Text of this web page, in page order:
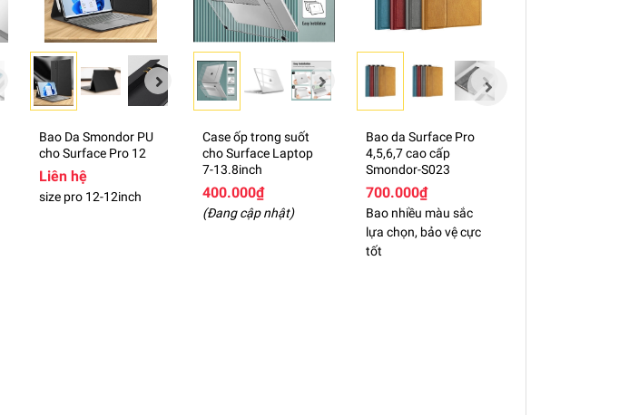
nhiệt linh hoạt nên bạn hoàn toàn yên tâm không lo nóng máy.
Trường hợp không đúng size hoặc thiếu hàng xin đừng vội đánh giá 1* ạ,
xử lý nhanh gọn ạ, vì có thể nhầm lẫn trong quá trình đóng gói (rất
Bao Da Smondor PU
cho Surface Pro 12
Liên hệ
size pro 12-12inch
Case ốp trong suốt
cho Surface Laptop
7-13.8inch
400.000₫
(Đang cập nhật)
Bao da Surface Pro
4,5,6,7 cao cấp
Smondor-S023
700.000₫
Bao nhiều màu sắc
lựa chọn, bảo vệ cực
tốt